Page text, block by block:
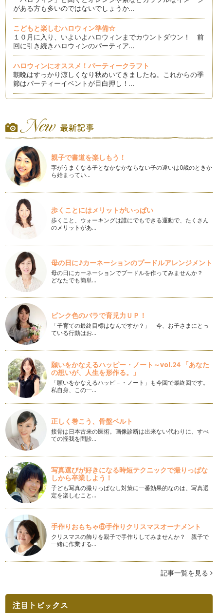
がある方も多いのではないでしょうか…
こどもと楽しむハロウィン準備☆
１０月に入り、いよいよハロウィンまでカウントダウン！ 前
回に引き続きハロウィンのパーティア…
ハロウィンにオススメ！パーティークラフト
朝晩はすっかり涼しくなり秋めいてきましたね。これからの季
節はパーティーイベントが目白押し！…
SNSで一際目を引くオシャレな写真は、思わずコメントしてし
まいますよね。そんなフォトジェニ…
１００均アイテムでオシャレ度UP！テーブルデコレーション
いつもの食卓テーブルに＋１アイテムで一段とオシャレに大変
身！ パーティーデコレーションのポ…
こどもに負けず大人も楽しむ！「おしゃピク」アイデア
今年に入りSNSで話題の"オシャレなピクニック"略して「おし
ゃピク」。…
七夕に！親子で楽しむパーティークラフト
もうすぐ七夕ですね。七夕の飾りで連想するものと言えば「笹
繰り返し使える！コスパ抜群のパーティーアイテム～テーブル
ウェア編～
前回お届けしたコラムに引き続き、今回はコレを買っておくと
間違いなし！ テーブル装飾で繰り返…
繰り返し使える！コスパ抜群のパーティーアイテム～空間演出
編～
飾り付けのためのパーティーアイテムには様々な種類があり、
一体何を揃えればいいのか迷ってしま…
アメリカ発祥のお祝いで、日本ではまだ馴染みの薄いベビーシ
ャワーパーティー。出産前にプレゼン…
こどもの日！男の子も喜ぶパーティーアイデア
４月になり新しい生活をスタートされた方も多いかと思います
が、いかがお過ごしでしょうか？ あ…
ハーフバースデーのお祝いに！おうちフォトを楽しもう
誕生日と同様に赤ちゃんの成長の節目として生後６ヵ月をお祝
いする「ハーフバースデー」。家族で…
家の中だけじゃもったいない！アウトドアで楽しむパーティー
アイテム
春はお花見やピクニックなどお子様とアウトドアも楽しみやす
い季節ですね。今回はおうちパーティ…
ハロウィンの次に来るのはコレ！イースターパーティー
「イースター」ってご存知ですか？ 最近徐々に話題になって
いるイベントのひとつ。雑貨店やテー…
おうちで可愛くオシャレなひなまつりパーティー
女の子のすこやかな成長を祈る日本の伝統行事である「ひなま
海外発のアイテムで、昨年から日本でも大流行の兆しが見える
親子で書道を楽しもう！
字がうまくなる子となかなかならない子の違いは0歳のときか
ら始まってい…
歩くことにはメリットがいっぱい
歩くこと、ウォーキングは誰にでもできる運動で、たくさん
のメリットがあ…
母の日に♪カーネーションのプードルアレンジメント
母の日にカーネーションでプードルを作ってみませんか？
どなたでも簡単…
ピンク色のバラで育児力ＵＰ！
「子育ての最終目標はなんですか？」 今、お子さまにとっ
ている行動はお…
願いをかなえるハッピー・ノート～vol.24 「あなた
の想いが、人生を形作る。」
「願いをかなえるハッピ－・ノート」も今回で最終回です。
私自身、この一…
正しく巻こう、骨盤ベルト
接骨は日本古来の医術。画像診断は出来ない代わりに、すべ
ての怪我を問診…
写真選びが好きになる時短テクニックで撮りっぱな
しから卒業しよう！
子ども写真の撮りっぱなし対策に一番効果的なのは、写真選
定を楽しむこと…
手作りおもちゃ⑥手作りクリスマスオーナメント
クリスマスの飾りを親子で手作りしてみませんか？ 親子で
一緒に作業する…
記事一覧を見る